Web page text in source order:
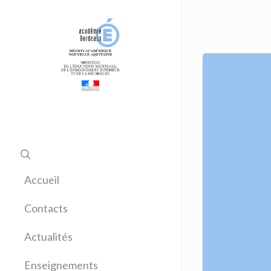
Accueil
Contacts
Actualités
Enseignements